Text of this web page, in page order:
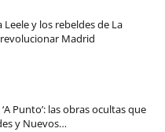
y los rebeldes de La
Madrid
Punto’: las obras ocultas que
y Nuevos…